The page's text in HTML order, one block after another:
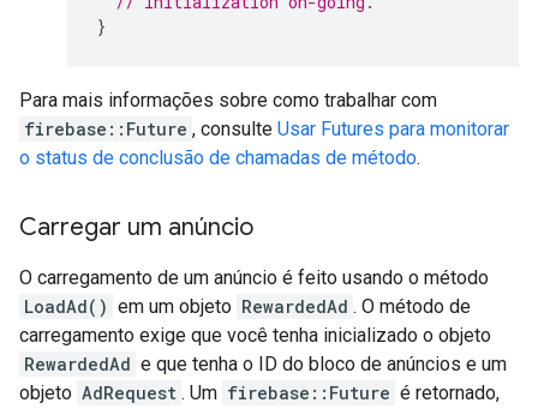
}
Para mais informações sobre como trabalhar com
firebase::Future , consulte Usar Futures para monitorar
o status de conclusão de chamadas de método.
Carregar um anúncio
O carregamento de um anúncio é feito usando o método
LoadAd() em um objeto RewardedAd . O método de
carregamento exige que você tenha inicializado o objeto
RewardedAd e que tenha o ID do bloco de anúncios e um
objeto AdRequest . Um firebase::Future é retornado,